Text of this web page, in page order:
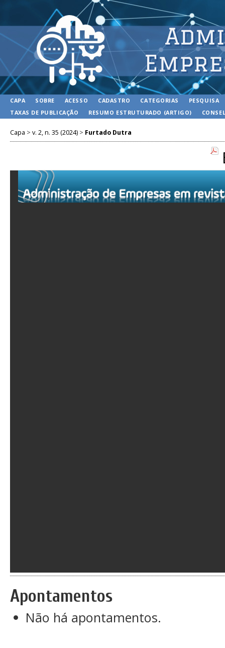
CAPA SOBRE ACESSO CADASTRO CATEGORIAS
PESQUISA
TAXAS DE PUBLICAÇÃO
RESUMO ESTRUTURADO (ARTIGO)
Capa > v. 2, n. 35 (2024) > Furtado Dutra
Apontamentos
Não há apontamentos.